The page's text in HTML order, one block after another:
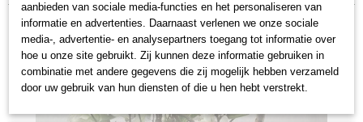
aanbieden van sociale media-functies en het personaliseren van
informatie en advertenties. Daarnaast verlenen we onze sociale
media-, advertentie- en analysepartners toegang tot informatie over
hoe u onze site gebruikt. Zij kunnen deze informatie gebruiken in
combinatie met andere gegevens die zij mogelijk hebben verzameld
door uw gebruik van hun diensten of die u hen hebt verstrekt.